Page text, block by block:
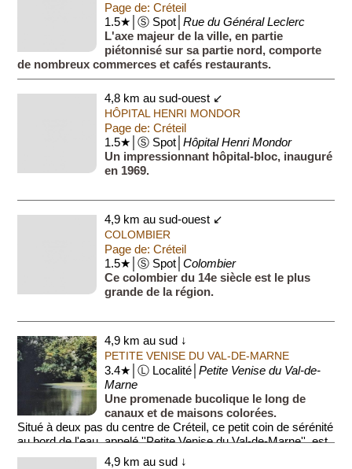
Page de: Créteil
1.5★│Ⓢ Spot│Rue du Général Leclerc
L'axe majeur de la ville, en partie
piétonnisé sur sa partie nord, comporte
de nombreux commerces et cafés restaurants.
4,8 km au sud-ouest ↙
HÔPITAL HENRI MONDOR
Page de: Créteil
1.5★│Ⓢ Spot│Hôpital Henri Mondor
Un impressionnant hôpital-bloc, inauguré
en 1969.
4,9 km au sud-ouest ↙
COLOMBIER
Page de: Créteil
1.5★│Ⓢ Spot│Colombier
Ce colombier du 14e siècle est le plus
grande de la région.
4,9 km au sud ↓
PETITE VENISE DU VAL-DE-MARNE
3.4★│Ⓛ Localité│Petite Venise du Val-de-
Marne
Une promenade bucolique le long de
canaux et de maisons colorées.
Situé à deux pas du centre de Créteil, ce petit coin de sérénité
au bord de l'eau, appelé ''Petite Venise du Val-de-Marne'', est
un...
4,9 km au sud ↓